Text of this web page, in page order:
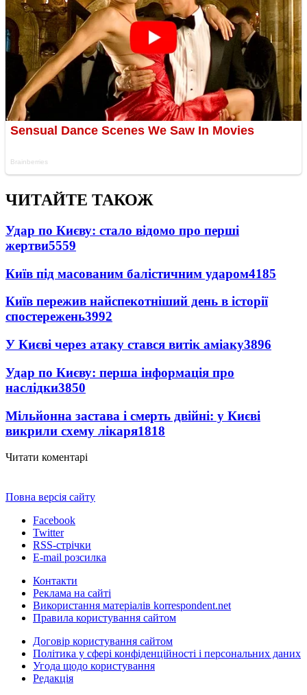
ЧИТАЙТЕ ТАКОЖ
Удар по Києву: стало відомо про перші
жертви5559
Київ під масованим балістичним ударом4185
Київ пережив найспекотніший день в історії
спостережень3992
У Києві через атаку стався витік аміаку3896
Удар по Києву: перша інформація про
наслідки3850
Мільйонна застава і смерть двійні: у Києві
викрили схему лікаря1818
Читати коментарі
Повна версія сайту
Facebook
Twitter
RSS-стрічки
E-mail розсилка
Контакти
Реклама на сайті
Використання матеріалів korrespondent.net
Правила користування сайтом
Договір користування сайтом
Політика у сфері конфіденційності і персональних даних
Угода щодо користування
Редакція